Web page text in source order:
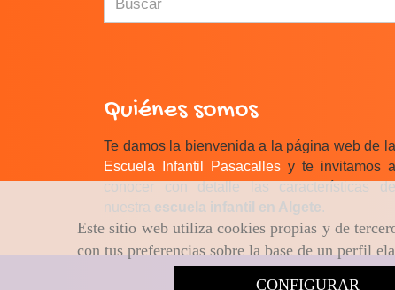
Este sitio web utiliza cookies propias y de
con tus preferencias sobre la base de un perfil
CONFIGURAR
Quiénes somos
Te damos la bienvenida a la página web de la
Escuela Infantil Pasacalles y te invitamos a
conocer con detalle las características de
nuestra escuela infantil en Algete.